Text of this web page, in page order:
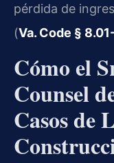
pérdida de
(Va. Code §
Cómo el
Counsel
Casos de